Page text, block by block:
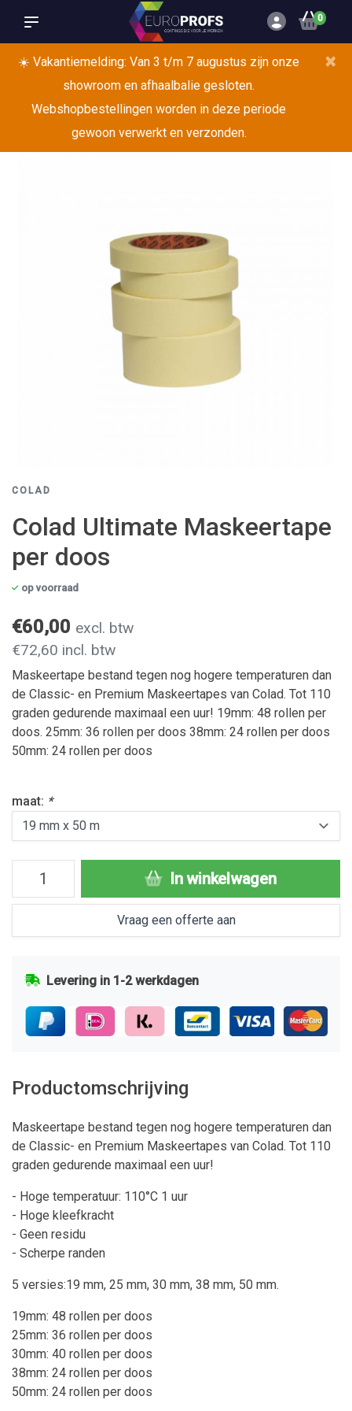
0
☀️ Vakantiemelding: Van 3 t/m 7 augustus zijn onze
showroom en afhaalbalie gesloten.
Webshopbestellingen worden in deze periode
gewoon verwerkt en verzonden.
×
COLAD
Colad Ultimate Maskeertape
per doos
op voorraad
€60,00 excl. btw
€72,60 incl. btw
Maskeertape bestand tegen nog hogere temperaturen dan
de Classic- en Premium Maskeertapes van Colad. Tot 110
graden gedurende maximaal een uur! 19mm: 48 rollen per
doos. 25mm: 36 rollen per doos 38mm: 24 rollen per doos
50mm: 24 rollen per doos
maat: *
In winkelwagen
Vraag een offerte aan
Levering in 1-2 werkdagen
Productomschrijving
Maskeertape bestand tegen nog hogere temperaturen dan
de Classic- en Premium Maskeertapes van Colad. Tot 110
graden gedurende maximaal een uur!
- Hoge temperatuur: 110°C 1 uur
- Hoge kleefkracht
- Geen residu
- Scherpe randen
5 versies:19 mm, 25 mm, 30 mm, 38 mm, 50 mm.
19mm: 48 rollen per doos
25mm: 36 rollen per doos
30mm: 40 rollen per doos
38mm: 24 rollen per doos
50mm: 24 rollen per doos